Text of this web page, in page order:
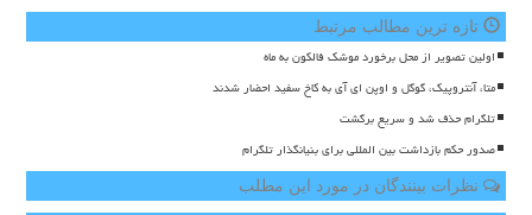
تازه ترین مطالب مرتبط
اولین تصویر از محل برخورد موشک فالکون به ماه
متا، آنتروپیک، گوگل و اوپن ای آی به کاخ سفید احضار شدند
تلگرام حذف شد و سریع برگشت
صدور حکم بازداشت بین المللی برای بنیانگذار تلگرام
نظرات بینندگان در مورد این مطلب